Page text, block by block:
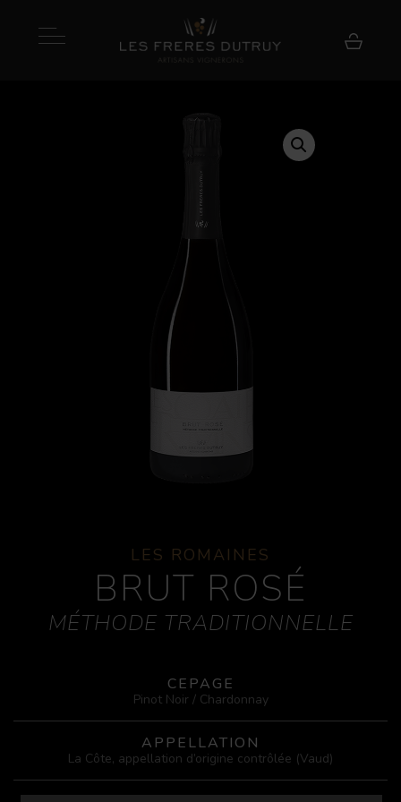
LES ROMAINES
BRUT ROSÉ
CEPAGE
Pinot Noir / Chardonnay
APPELLATION
La Côte, appellation d’origine contrôlée (Vaud)